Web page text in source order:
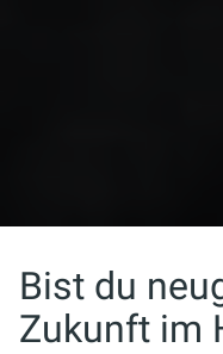
Bist du
Zukunft im